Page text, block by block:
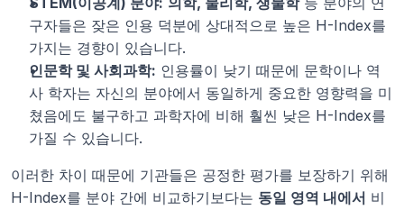
구자들은 잦은 인용 덕분에 상대적으로 높은 H-Index를
가지는 경향이 있습니다.
인문학 및 사회과학: 인용률이 낮기 때문에 문학이나 역
사 학자는 자신의 분야에서 동일하게 중요한 영향력을 미
쳤음에도 불구하고 과학자에 비해 훨씬 낮은 H-Index를
가질 수 있습니다.
이러한 차이 때문에 기관들은 공정한 평가를 보장하기 위해
H-Index를 분야 간에 비교하기보다는 동일 영역 내에서 비